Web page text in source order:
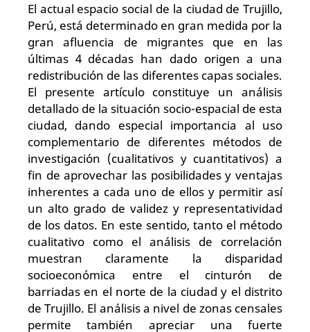
El actual espacio social de la ciudad de Trujillo,
Perú, está determinado en gran medida por la
gran afluencia de migrantes que en las
últimas 4 décadas han dado origen a una
redistribución de las diferentes capas sociales.
El presente artículo constituye un análisis
detallado de la situación socio-espacial de esta
ciudad, dando especial importancia al uso
complementario de diferentes métodos de
investigación (cualitativos y cuantitativos) a
fin de aprovechar las posibilidades y ventajas
inherentes a cada uno de ellos y permitir así
un alto grado de validez y representatividad
de los datos. En este sentido, tanto el método
cualitativo como el análisis de correlación
muestran claramente la disparidad
socioeconómica entre el cinturón de
barriadas en el norte de la ciudad y el distrito
de Trujillo. El análisis a nivel de zonas censales
permite también apreciar una fuerte